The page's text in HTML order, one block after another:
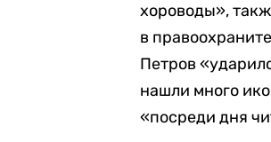
хороводы»,
в
Петров
нашли много
«посреди дня